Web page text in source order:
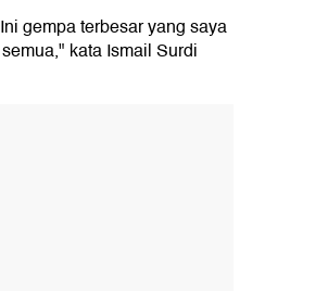
gempa terbesar yang saya
kata Ismail Surdi